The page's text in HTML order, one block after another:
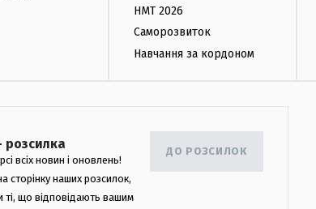
НМТ 2026
Саморозвиток
Навчання за кордоном
розсилка
всіх новин і оновлень!
сторінку наших розсилок,
що відповідають вашим
ДО РОЗСИЛОК